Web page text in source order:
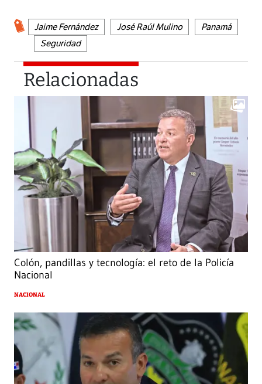
Jaime Fernández José Raúl Mulino
Panamá
Seguridad
Relacionadas
Colón, pandillas y tecnología: el reto de la Policía
Nacional
NACIONAL